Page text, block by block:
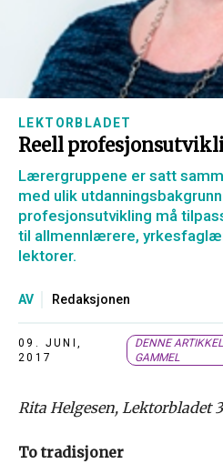
LEKTORBLADET
Reell
Lærergruppene er satt
med ulik
profesjonsutvikling må
til allmennlærere,
lektorer.
AV Redaksjonen
09. JUNI,
2017
DENNE
GAMMEL
Rita Helgesen, Lektorbladet
To tradisjoner